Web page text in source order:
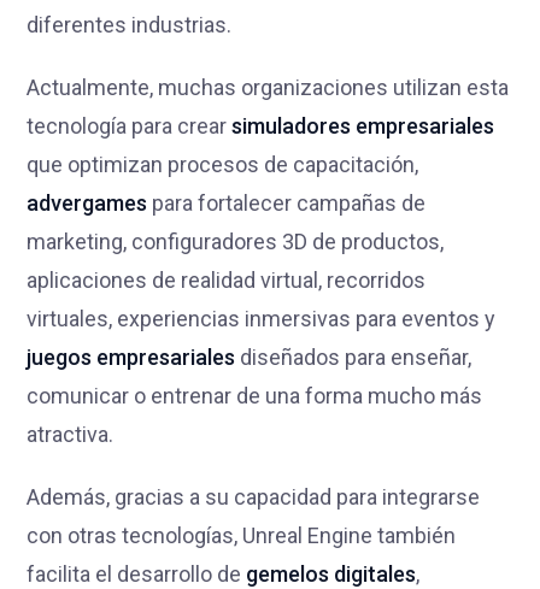
diferentes industrias.
Actualmente, muchas organizaciones utilizan esta
tecnología para crearsimuladores empresariales
que optimizan procesos de capacitación,
advergames para fortalecer campañas de
marketing, configuradores 3D de productos,
aplicaciones de realidad virtual, recorridos
virtuales, experiencias inmersivas para eventos y
juegos empresariales diseñados para enseñar,
comunicar o entrenar de una forma mucho más
atractiva.
Además, gracias a su capacidad para integrarse
con otras tecnologías, Unreal Engine también
facilita el desarrollo de gemelos digitales,